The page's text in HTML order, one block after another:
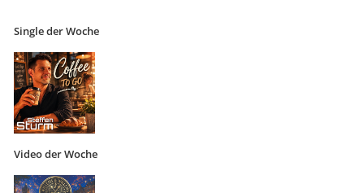
Single der Woche
Video der Woche